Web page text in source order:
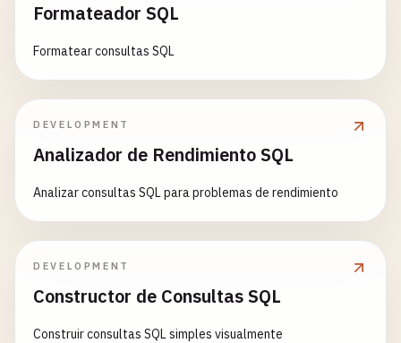
Formateador SQL
Formatear consultas SQL
DEVELOPMENT
Analizador de Rendimiento SQL
Analizar consultas SQL para problemas de rendimiento
DEVELOPMENT
Constructor de Consultas SQL
Construir consultas SQL simples visualmente